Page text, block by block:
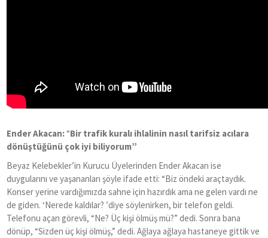
Ender Akacan:“Bir trafik kuralı ihlalinin nasıl tarifsiz acılara
dönüştüğünü çok iyi biliyorum”
Beyaz Kelebekler’in Kurucu Üyelerinden Ender Akacan ise
duygularını ve yaşananları şöyle ifade etti:“Biz öndeki araçtaydık.
Konser yerine vardığımızda sahne için hazırdık ama ne gelen vardı ne
de giden. ‘Nerede kaldılar? ’diye söylenirken, bir telefon geldi.
Telefonu açan görevli,“Ne? Üç kişi ölmüş mü?” dedi. Sonra bana
dönüp,“Sizden üç kişi ölmüş,” dedi. Ağlaya ağlaya hastaneye gittik ve